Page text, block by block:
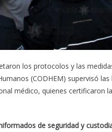
los protocolos y las
(CODHEM) supervisó
médico, quienes certificaron
de seguridad y